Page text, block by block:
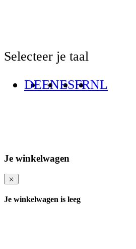
Selecteer je taal
DEENESFRNL
Je winkelwagen
Je winkelwagen is leeg